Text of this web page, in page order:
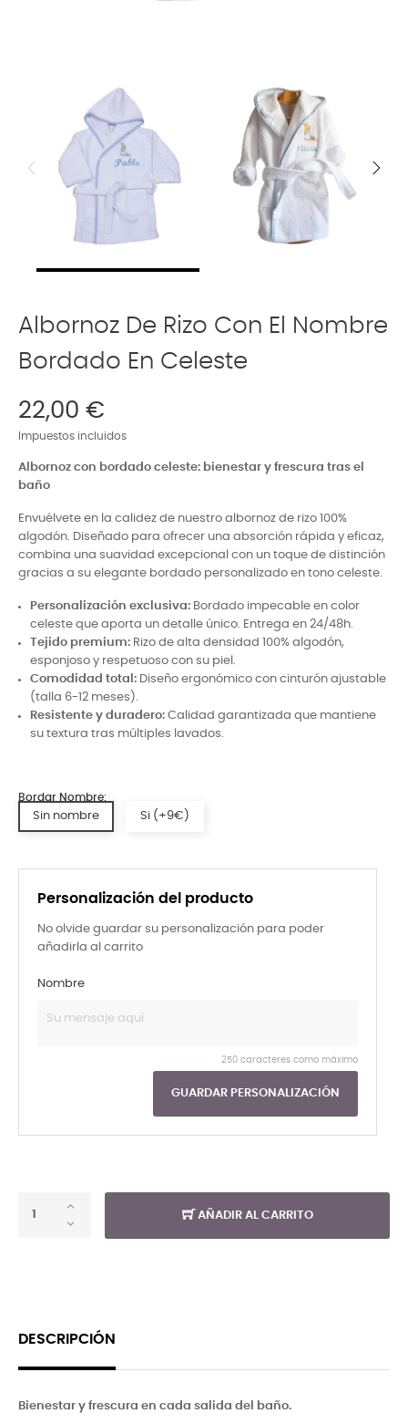
Albornoz De Rizo Con El Nombre
Bordado En Celeste
22,00 €
Impuestos incluidos
Albornoz con bordado celeste: bienestar y frescura tras el
baño
Envuélvete en la calidez de nuestro albornoz de rizo 100%
algodón. Diseñado para ofrecer una absorción rápida y eficaz,
combina una suavidad excepcional con un toque de distinción
gracias a su elegante bordado personalizado en tono celeste.
Personalización exclusiva: Bordado impecable en color
celeste que aporta un detalle único. Entrega en 24/48h.
Tejido premium: Rizo de alta densidad 100% algodón,
esponjoso y respetuoso con su piel.
Comodidad total: Diseño ergonómico con cinturón ajustable
(talla 6-12 meses).
Resistente y duradero: Calidad garantizada que mantiene
su textura tras múltiples lavados.
Personalización del producto
No olvide guardar su personalización para poder
añadirla al carrito
Nombre
250 caracteres como máximo
GUARDAR PERSONALIZACIÓN
Bordar Nombre:
Sin nombre Si (+9€)
AÑADIR AL CARRITO
DESCRIPCIÓN
Bienestar y frescura en cada salida del baño.